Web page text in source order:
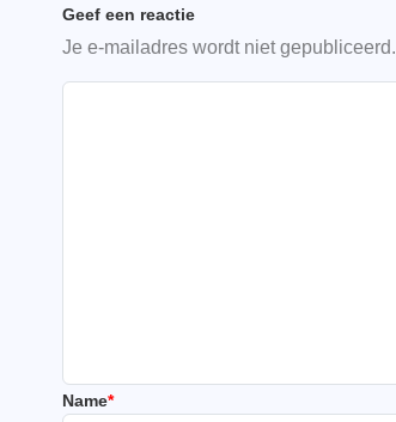
Geef een reactie
Je e-mailadres wordt niet gepubliceerd.
Name*